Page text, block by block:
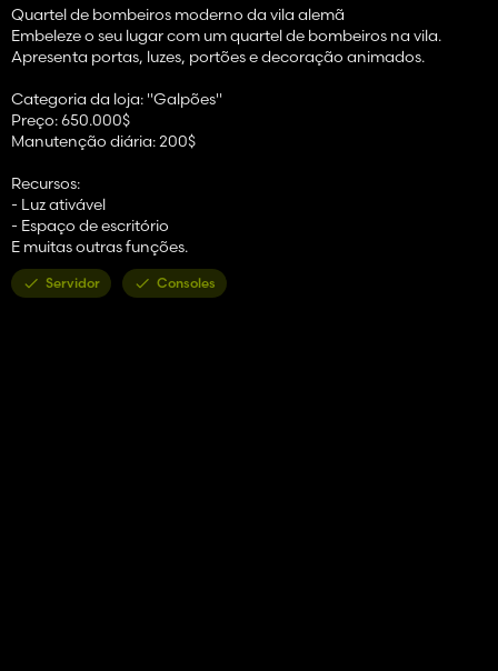
Quartel de bombeiros moderno da vila alemã
Embeleze o seu lugar com um quartel de bombeiros na vila.
Apresenta portas, luzes, portões e decoração animados.
Categoria da loja: "Galpões"
Preço: 650.000$
Manutenção diária: 200$
Recursos:
- Luz ativável
- Espaço de escritório
E muitas outras funções.
Servidor Consoles